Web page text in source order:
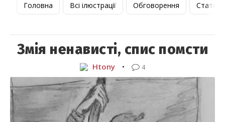
Головна Всі ілюстрації Обговорення
Змія ненависті, спис помсти
Htony • 4